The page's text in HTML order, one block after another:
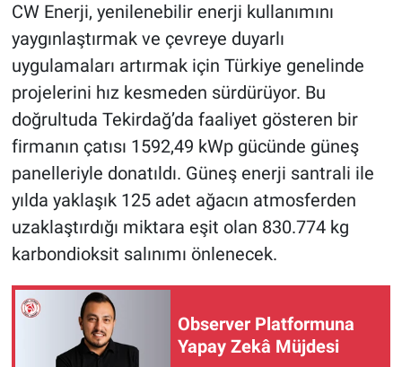
CW Enerji, yenilenebilir enerji kullanımını
yaygınlaştırmak ve çevreye duyarlı
uygulamaları artırmak için Türkiye genelinde
projelerini hız kesmeden sürdürüyor. Bu
doğrultuda Tekirdağ’da faaliyet gösteren bir
firmanın çatısı 1592,49 kWp gücünde güneş
panelleriyle donatıldı. Güneş enerji santrali ile
yılda yaklaşık 125 adet ağacın atmosferden
uzaklaştırdığı miktara eşit olan 830.774 kg
karbondioksit salınımı önlenecek.
Observer Platformuna
Yapay Zekâ Müjdesi